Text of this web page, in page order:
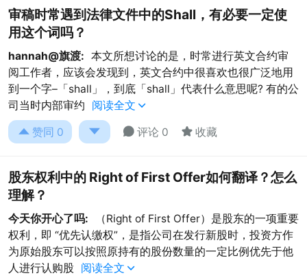
审稿时常遇到法律文件中的Shall，有必要一定使
用这个词吗？
hannah@旗渡: 本文所想讨论的是，时常进行英文合约审
阅工作者，应该会发现到，英文合约中很喜欢也很广泛地用
到一个字–「shall」，到底「shall」代表什么意思呢? 有的公
司当时内部审约
阅读全文 
 赞同 0   评论 0  收藏
股东权利中的 Right of First Offer如何翻译？怎么
理解？
今天你开心了吗:
（Right of First Offer）是股东的一项重要
权利，即 “优先认缴权”，是指公司在发行新股时，投资方作
为原始股东可以按照原持有的股份数量的一定比例优先于他
人进行认购股
阅读全文 